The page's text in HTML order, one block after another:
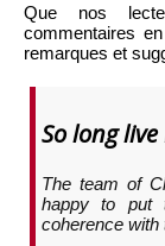
Que nos
commentaires
remarques et
So long
The team of
happy to put
coherence with